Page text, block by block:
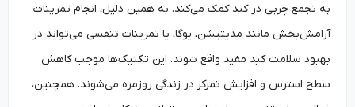
به تجمع چربی در کبد کمک می‌کند. به همین دلیل، انجام تمرینات
آرامش‌بخش مانند مدیتیشن، یوگا، یا تمرینات تنفسی می‌تواند در
بهبود سلامت کبد مفید واقع شوند. این تکنیک‌ها موجب کاهش
سطح استرس و افزایش تمرکز در زندگی روزمره می‌شوند. همچنین،